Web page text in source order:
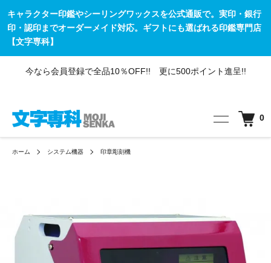
キャラクター印鑑やシーリングワックスを公式通販で。実印・銀行
印・認印までオーダーメイド対応。ギフトにも選ばれる印鑑専門店
【文字専科】
今なら会員登録で全品10％OFF!! 更に500ポイント進呈!!
0
ホーム システム機器 印章彫刻機